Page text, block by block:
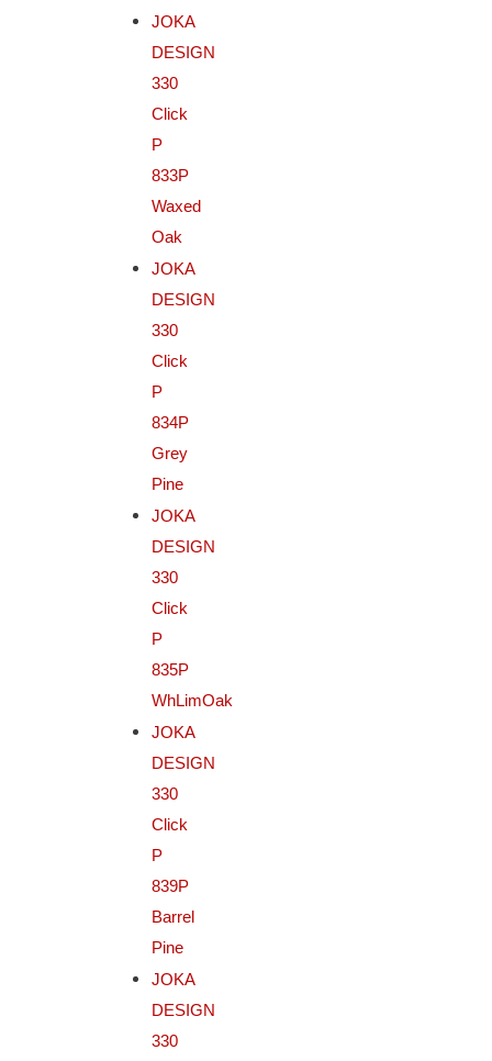
JOKA
DESIGN
330
Click
P
833P
Waxed
Oak
JOKA
DESIGN
330
Click
P
834P
Grey
Pine
JOKA
DESIGN
330
Click
P
835P
WhLimOak
JOKA
DESIGN
330
Click
P
839P
Barrel
Pine
JOKA
DESIGN
330